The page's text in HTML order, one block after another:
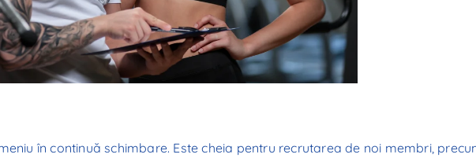
în continuă schimbare. Este cheia pentru recrutarea de noi membri,